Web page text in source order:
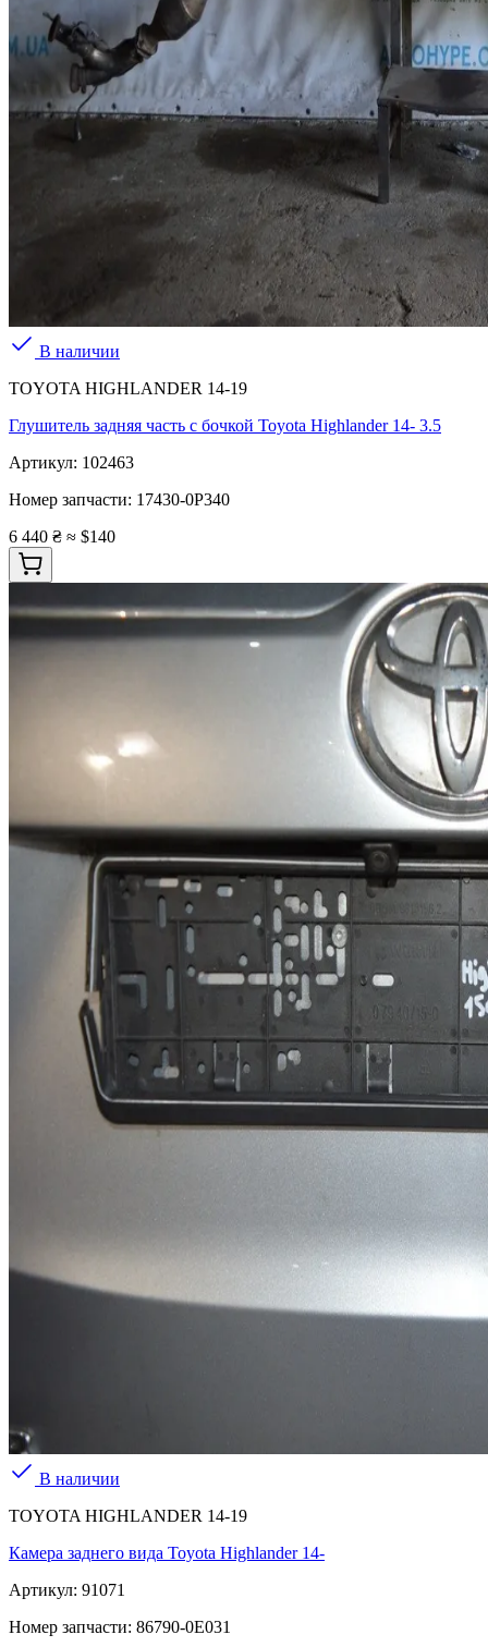
В наличии
TOYOTA HIGHLANDER 14-19
Глушитель задняя часть с бочкой Toyota Highlander 14- 3.5
Артикул: 102463
Номер запчасти: 17430-0P340
6 440 ₴ ≈ $140
В наличии
TOYOTA HIGHLANDER 14-19
Камера заднего вида Toyota Highlander 14-
Артикул: 91071
Номер запчасти: 86790-0E031